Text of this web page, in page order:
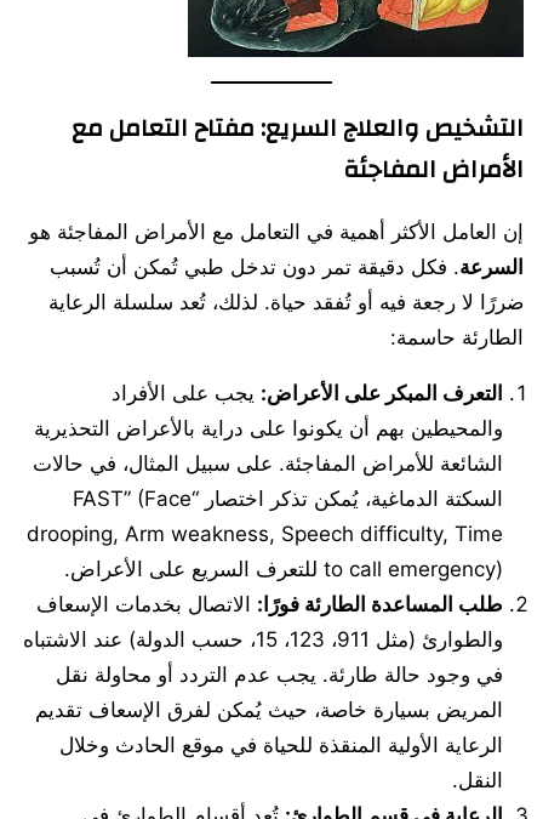
التشخيص والعلاج السريع: مفتاح التعامل مع
الأمراض المفاجئة
إن العامل الأكثر أهمية في التعامل مع الأمراض المفاجئة هو
السرعة. فكل دقيقة تمر دون تدخل طبي تُمكن أن تُسبب
ضررًا لا رجعة فيه أو تُفقد حياة. لذلك، تُعد سلسلة الرعاية
الطارئة حاسمة:
التعرف المبكر على الأعراض: يجب على الأفراد
والمحيطين بهم أن يكونوا على دراية بالأعراض التحذيرية
الشائعة للأمراض المفاجئة. على سبيل المثال، في حالات
السكتة الدماغية، يُمكن تذكر اختصار “FAST” (Face
drooping, Arm weakness, Speech difficulty, Time
to call emergency) للتعرف السريع على الأعراض.
طلب المساعدة الطارئة فورًا: الاتصال بخدمات الإسعاف
والطوارئ (مثل 911، 123، 15، حسب الدولة) عند الاشتباه
في وجود حالة طارئة. يجب عدم التردد أو محاولة نقل
المريض بسيارة خاصة، حيث يُمكن لفرق الإسعاف تقديم
الرعاية الأولية المنقذة للحياة في موقع الحادث وخلال
النقل.